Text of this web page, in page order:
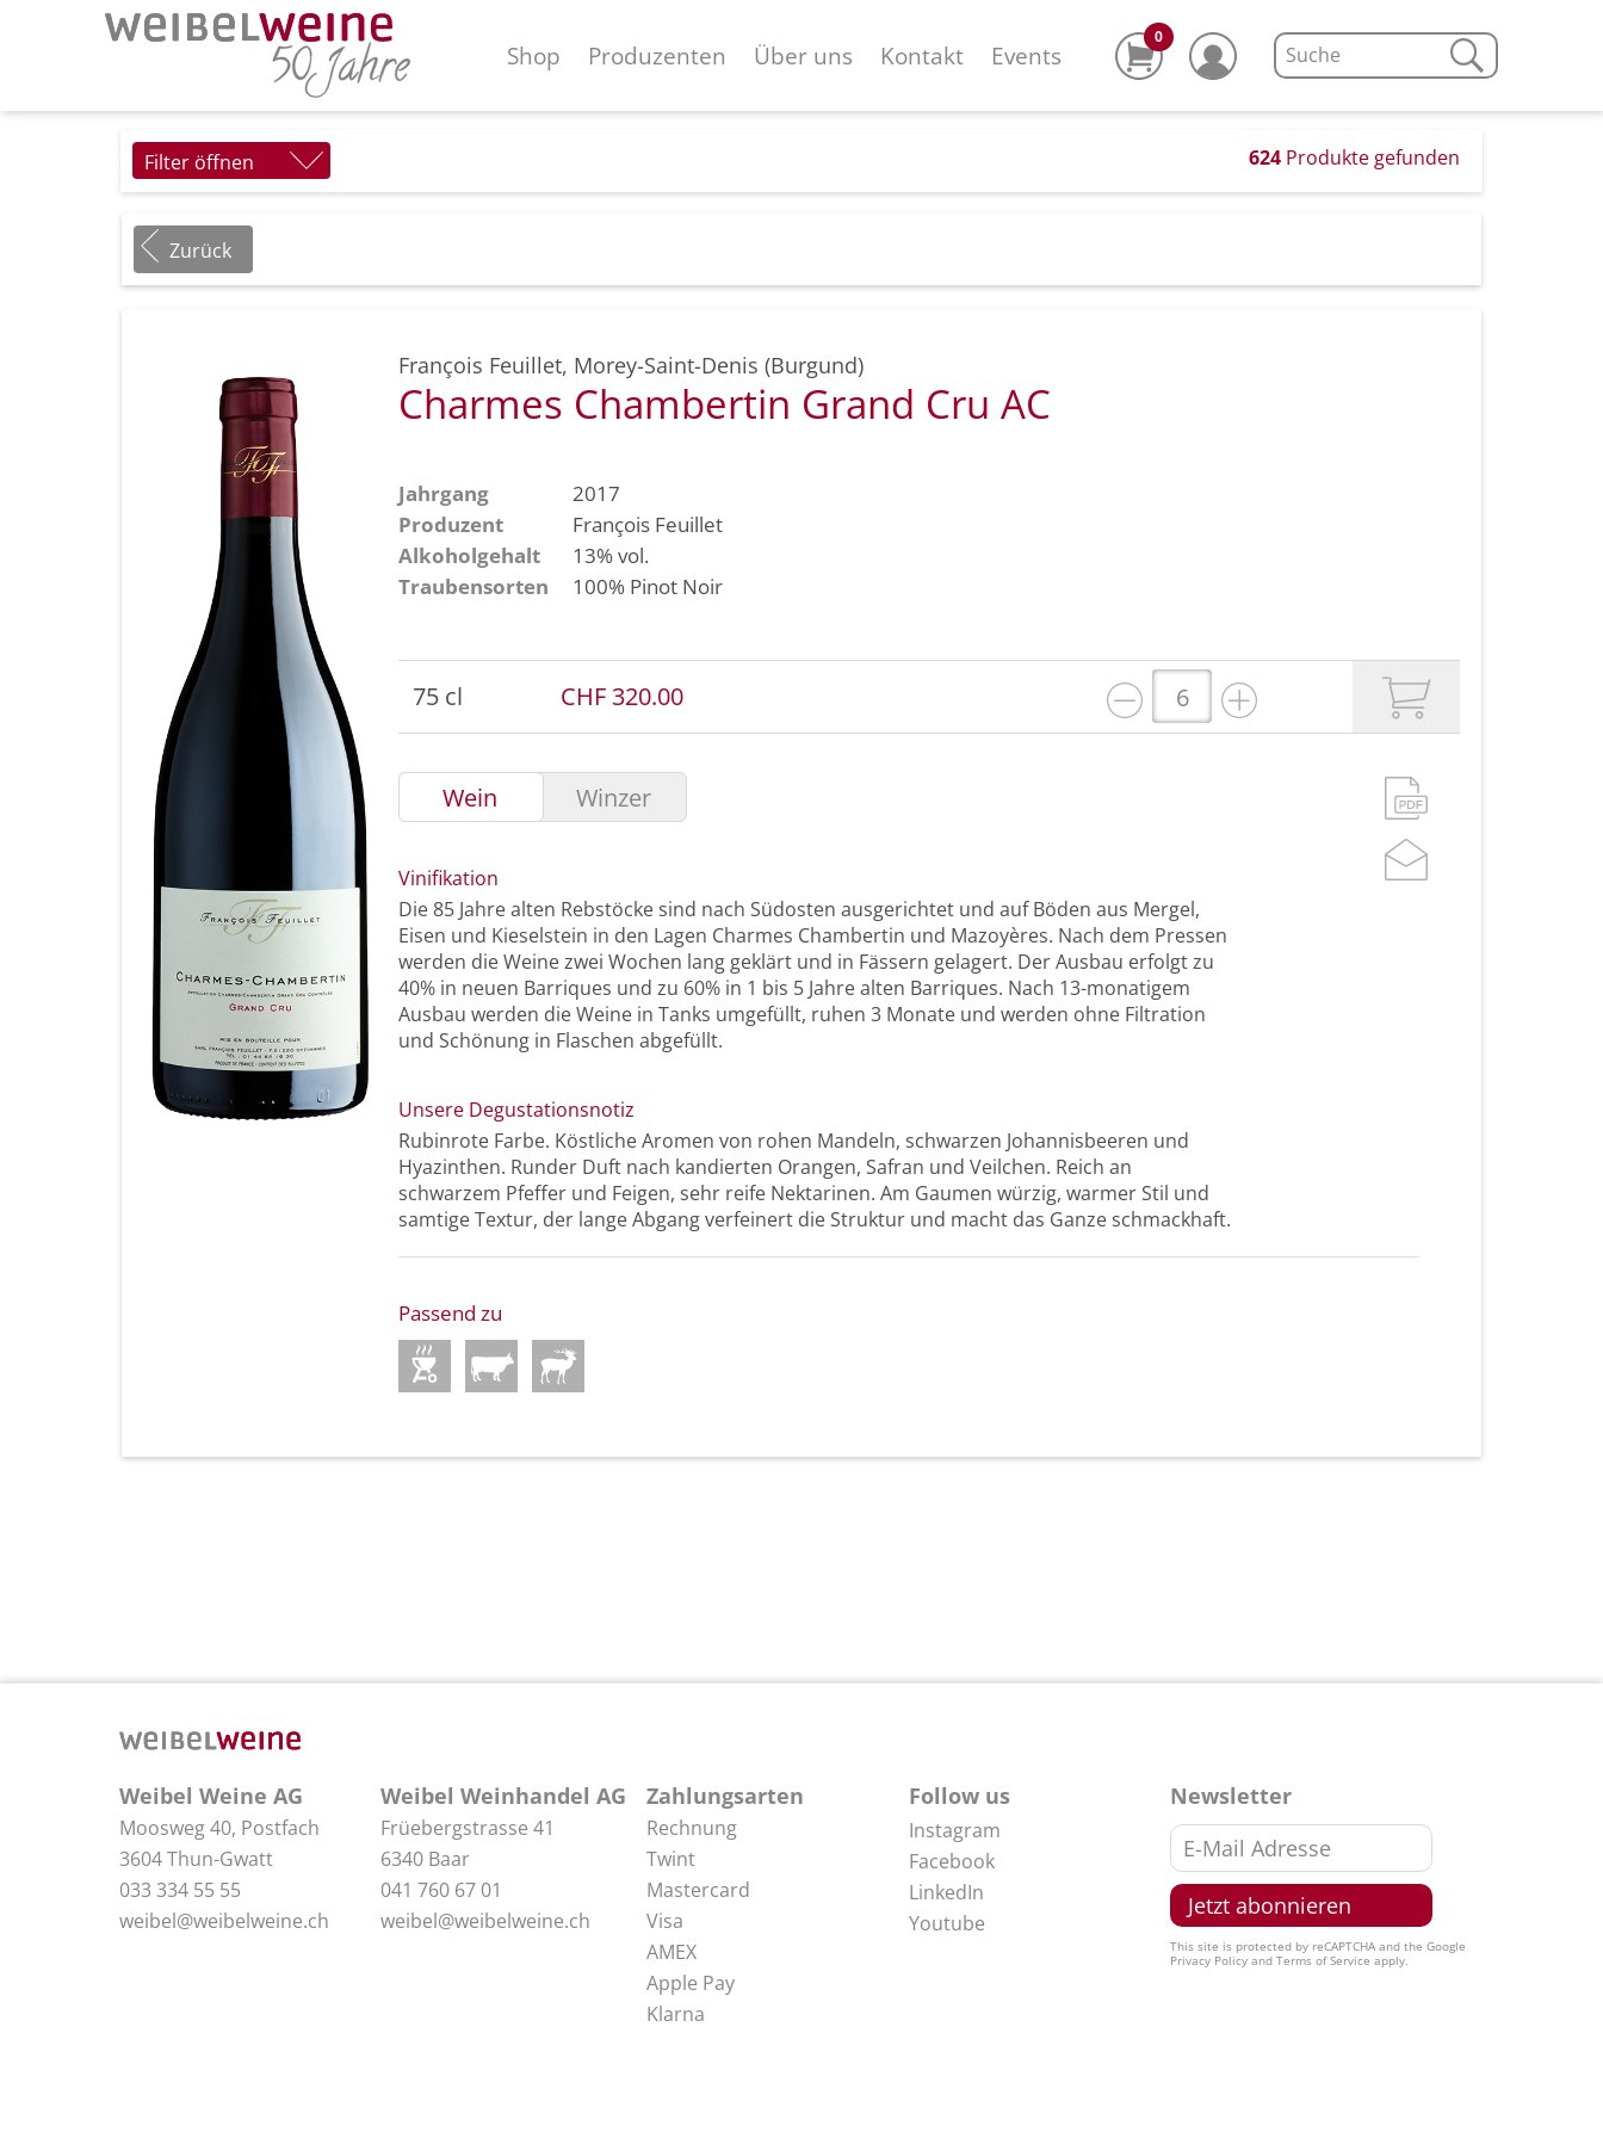
Shop Produzenten Über uns Kontakt Events
0
Filter öffnen 624 Produkte gefunden
Zurück
François Feuillet, Morey-Saint-Denis (Burgund)
Charmes Chambertin Grand Cru AC
Jahrgang
2017
Produzent
François Feuillet
Alkoholgehalt
13% vol.
Traubensorten
100% Pinot Noir
75 cl CHF 320.00
Wein Winzer
Vinifikation
Die 85 Jahre alten Rebstöcke sind nach Südosten ausgerichtet und auf Böden aus Mergel,
Eisen und Kieselstein in den Lagen Charmes Chambertin und Mazoyères. Nach dem Pressen
werden die Weine zwei Wochen lang geklärt und in Fässern gelagert. Der Ausbau erfolgt zu
40% in neuen Barriques und zu 60% in 1 bis 5 Jahre alten Barriques. Nach 13-monatigem
Ausbau werden die Weine in Tanks umgefüllt, ruhen 3 Monate und werden ohne Filtration
und Schönung in Flaschen abgefüllt.
Unsere Degustationsnotiz
Rubinrote Farbe. Köstliche Aromen von rohen Mandeln, schwarzen Johannisbeeren und
Hyazinthen. Runder Duft nach kandierten Orangen, Safran und Veilchen. Reich an
schwarzem Pfeffer und Feigen, sehr reife Nektarinen. Am Gaumen würzig, warmer Stil und
samtige Textur, der lange Abgang verfeinert die Struktur und macht das Ganze schmackhaft.
Passend zu
Weibel Weine AG
Moosweg 40, Postfach
3604 Thun-Gwatt
033 334 55 55
weibel@weibelweine.ch
Weibel Weinhandel AG
Früebergstrasse 41
6340 Baar
041 760 67 01
weibel@weibelweine.ch
Zahlungsarten
Rechnung
Twint
Mastercard
Visa
AMEX
Apple Pay
Klarna
Follow us
Instagram
Facebook
LinkedIn
Youtube
Newsletter
This site is protected by reCAPTCHA and the Google
Privacy Policyand Terms of Service apply.